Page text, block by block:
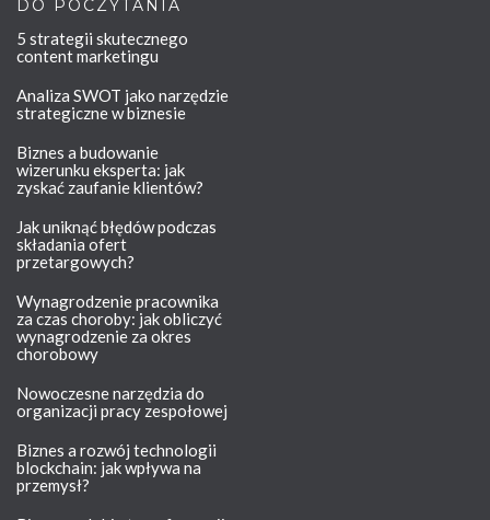
DO POCZYTANIA
5 strategii skutecznego
content marketingu
Analiza SWOT jako narzędzie
strategiczne w biznesie
Biznes a budowanie
wizerunku eksperta: jak
zyskać zaufanie klientów?
Jak uniknąć błędów podczas
składania ofert
przetargowych?
Wynagrodzenie pracownika
za czas choroby: jak obliczyć
wynagrodzenie za okres
chorobowy
Nowoczesne narzędzia do
organizacji pracy zespołowej
Biznes a rozwój technologii
blockchain: jak wpływa na
przemysł?